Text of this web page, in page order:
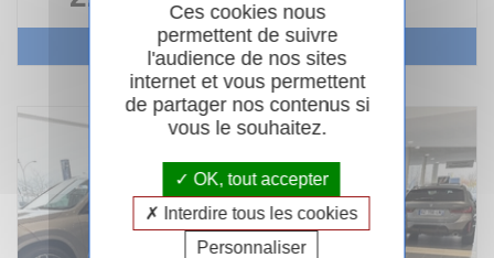
Voir le véhicule
Ces cookies nous
permettent de suivre
l'audience de nos sites
internet et vous permettent
de partager nos contenus si
vous le souhaitez.
OK, tout accepter
Interdire tous les cookies
Personnaliser